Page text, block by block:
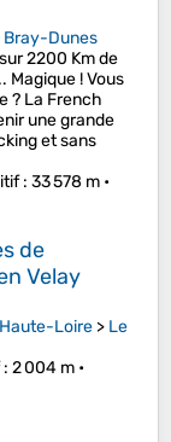
Bray-Dunes
2200 Km de
Magique ! Vous
? La French
une grande
et sans
: 33 578 m •
de
Velay
Haute-Loire > Le
: 2 004 m •